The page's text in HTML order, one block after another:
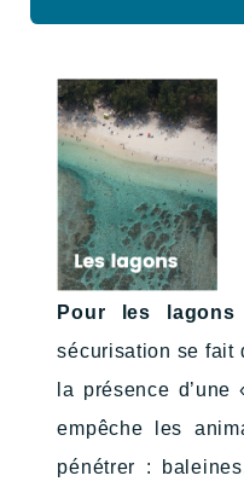
Pour les lagons
sécurisation se fait
la présence
empêche les
pénétrer :